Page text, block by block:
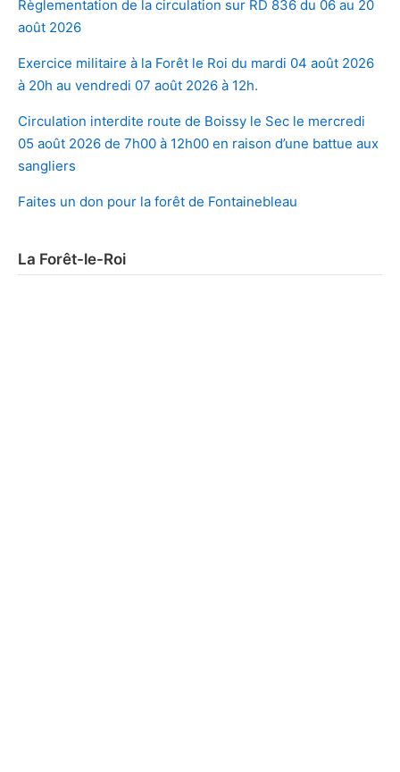
Règlementation de la circulation sur RD 836 du 06 au 20
août 2026
Exercice militaire à la Forêt le Roi du mardi 04 août 2026
à 20h au vendredi 07 août 2026 à 12h.
Circulation interdite route de Boissy le Sec le mercredi
05 août 2026 de 7h00 à 12h00 en raison d’une battue aux
sangliers
Faites un don pour la forêt de Fontainebleau
La Forêt-le-Roi